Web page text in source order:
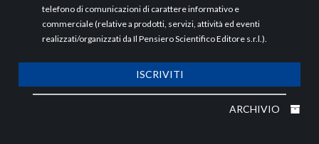
telefono di comunicazioni di carattere informativo e
commerciale (relative a prodotti, servizi, attività ed eventi
realizzati/organizzati da Il Pensiero Scientifico Editore s.r.l.).
ISCRIVITI
ARCHIVIO